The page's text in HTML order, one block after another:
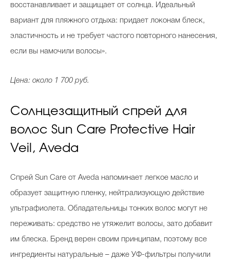
восстанавливает и защищает от солнца. Идеальный
вариант для пляжного отдыха: придает локонам блеск,
эластичность и не требует частого повторного нанесения,
если вы намочили волосы».
Цена: около 1 700 руб.
Солнцезащитный спрей для
волос Sun Care Protective Hair
Veil, Aveda
Спрей Sun Care от Aveda напоминает легкое масло и
образует защитную пленку, нейтрализующую действие
ультрафиолета. Обладательницы тонких волос могут не
переживать: средство не утяжелит волосы, зато добавит
им блеска. Бренд верен своим принципам, поэтому все
ингредиенты натуральные – даже УФ-фильтры получили